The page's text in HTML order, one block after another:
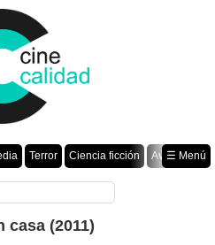
Terror Ciencia ficción
Aventura
Drama Animación Crimen
☰ Menú
casa (2011)